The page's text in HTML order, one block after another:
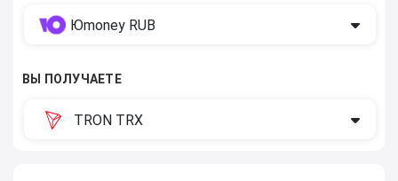
Юmoney RUB
ВЫ ПОЛУЧАЕТЕ
TRON TRX